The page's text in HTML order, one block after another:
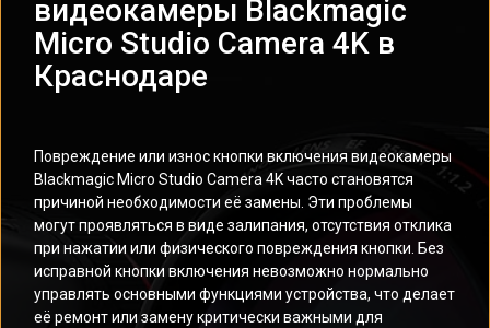
видеокамеры Blackmagic
Micro Studio Camera 4K в
Краснодаре
Повреждение или износ кнопки включения видеокамеры
Blackmagic Micro Studio Camera 4K часто становятся
причиной необходимости её замены. Эти проблемы
могут проявляться в виде залипания, отсутствия отклика
при нажатии или физического повреждения кнопки. Без
исправной кнопки включения невозможно нормально
управлять основными функциями устройства, что делает
её ремонт или замену критически важными для